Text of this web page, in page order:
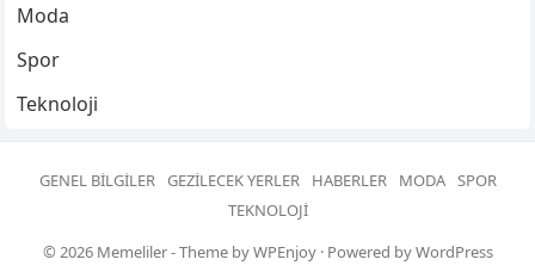
Moda
Spor
Teknoloji
GENEL BILGILER GEZILECEK YERLER HABERLER MODA SPOR
TEKNOLOJI
© 2026 Memeliler- Theme byWPEnjoy· Powered byWordPress